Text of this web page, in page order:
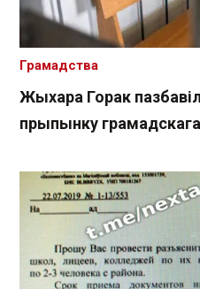
Жыхара Горак
прыпынку
Грамадства